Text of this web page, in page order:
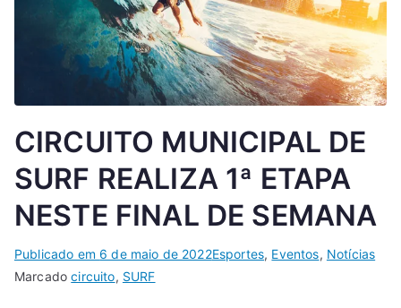
CIRCUITO MUNICIPAL DE
SURF REALIZA 1ª ETAPA
NESTE FINAL DE SEMANA
Publicado em 6 de maio de 2022Esportes, Eventos, Notícias
Marcadocircuito, SURF